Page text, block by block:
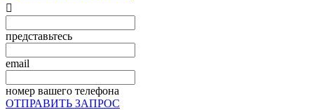

представьтесь
email
номер вашего телефона
ОТПРАВИТЬ ЗАПРОС